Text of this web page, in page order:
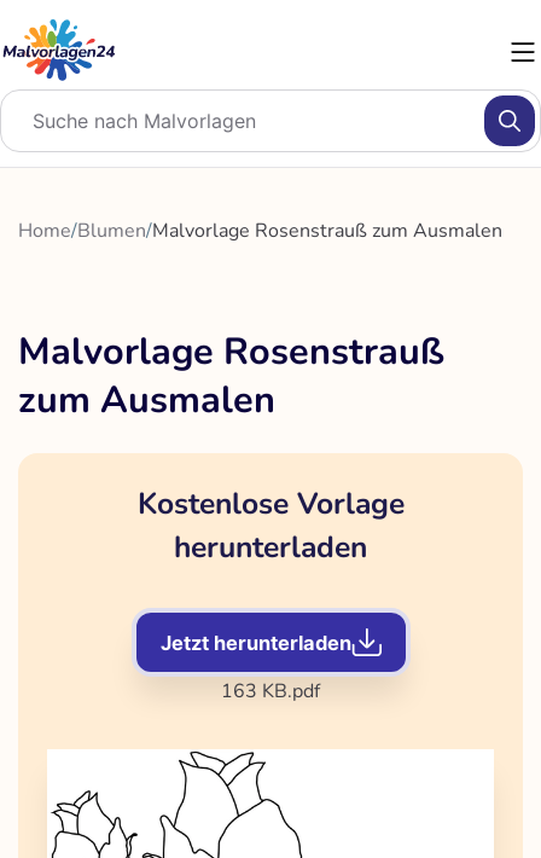
Inhalt
springen
Home/Blumen/Malvorlage Rosenstrauß zum Ausmalen
Malvorlage Rosenstrauß
zum Ausmalen
Kostenlose Vorlage
herunterladen
Jetzt herunterladen
163 KB.pdf